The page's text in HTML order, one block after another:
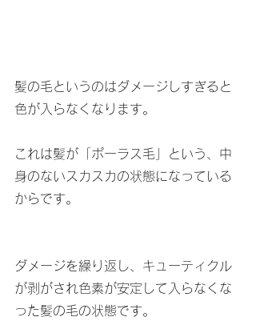
髪の毛というのはダメージしすぎると
色が入らなくなります。
これは髪が「ポーラス毛」という、中
身のないスカスカの状態になっている
からです。
ダメージを繰り返し、キューティクル
が剥がされ色素が安定して入らなくな
った髪の毛の状態です。